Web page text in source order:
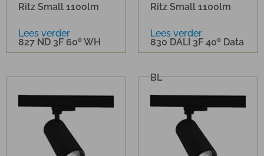
Ritz Small 1100lm
827 ND 3F 60º WH
Lees verder
Ritz Small 1100lm
830 DALI 3F 40º Data
BL
Lees verder